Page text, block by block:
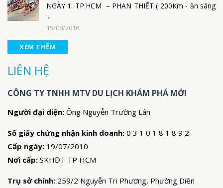
NGÀY 1: TP.HCM – PHAN THIẾT ( 200Km - ăn sáng
...
15/08/2016
XEM THÊM
LIÊN HỆ
CÔNG TY TNHH MTV DU LỊCH KHÁM PHÁ MỚI
Người đại diện: Ông Nguyễn Trường Lân
Số giấy chứng nhận kinh doanh: 0 3 1 0 1 8 1 8 9 2
Cấp ngày: 19/07/2010
Nơi cấp: SKHĐT TP HCM
Trụ sở chính: 259/2 Nguyễn Tri Phương, Phường Diên